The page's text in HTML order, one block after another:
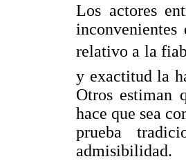
Los actores
relativo a la
y exactitud la
Otros estiman
hace que sea
prueba
admisibilidad.